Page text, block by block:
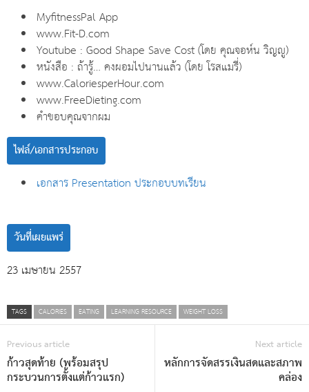
MyfitnessPal App
www.Fit-D.com
Youtube : Good Shape Save Cost (โดย คุณจอห์น วิญญู)
หนังสือ : ถ้ารู้… คงผอมไปนานแล้ว (โดย โรสแมรี่)
www.CaloriesperHour.com
www.FreeDieting.com
คำขอบคุณจากผม
ไฟล์/เอกสารประกอบ
เอกสาร Presentation ประกอบบทเรียน
วันที่เผยแพร่
23 เมษายน 2557
TAGS CALORIES EATING LEARNING RESOURCE WEIGHT LOSS
Previous article
ก้าวสุดท้าย (พร้อมสรุป
กระบวนการตั้งแต่ก้าวแรก)
Next article
หลักการจัดสรรเงินสดและสภาพ
คล่อง